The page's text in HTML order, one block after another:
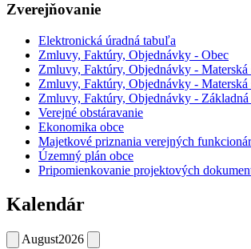
Zverejňovanie
Elektronická úradná tabuľa
Zmluvy, Faktúry, Objednávky - Obec
Zmluvy, Faktúry, Objednávky -
Zmluvy, Faktúry, Objednávky - Materská
Zmluvy, Faktúry, Objednávky - Základná
Verejné obstáravanie
Ekonomika obce
Majetkové priznania verejných
Územný plán obce
Pripomienkovanie projektových
Kalendár
August2026